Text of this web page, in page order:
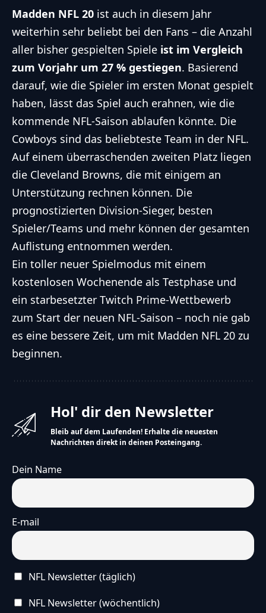
Madden NFL 20 ist auch in diesem Jahr
weiterhin sehr beliebt bei den Fans – die Anzahl
aller bisher gespielten Spiele ist im Vergleich
zum Vorjahr um 27 % gestiegen. Basierend
darauf, wie die Spieler im ersten Monat gespielt
haben, lässt das Spiel auch erahnen, wie die
kommende NFL-Saison ablaufen könnte. Die
Cowboys sind das beliebteste Team in der NFL.
Auf einem überraschenden zweiten Platz liegen
die Cleveland Browns, die mit einigem an
Unterstützung rechnen können. Die
prognostizierten Division-Sieger, besten
Spieler/Teams und mehr können der gesamten
Auflistung entnommen werden.
Ein toller neuer Spielmodus mit einem
kostenlosen Wochenende als Testphase und
ein starbesetzter Twitch Prime-Wettbewerb
zum Start der neuen NFL-Saison – noch nie gab
es eine bessere Zeit, um mit Madden NFL 20 zu
beginnen.
Hol' dir den Newsletter
Bleib auf dem Laufenden! Erhalte die neuesten
Nachrichten direkt in deinen Posteingang.
Dein Name
E-mail
NFL Newsletter (täglich)
NFL Newsletter (wöchentlich)